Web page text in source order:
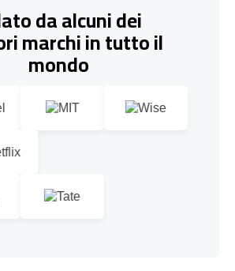
da alcuni dei
marchi in tutto il
mondo